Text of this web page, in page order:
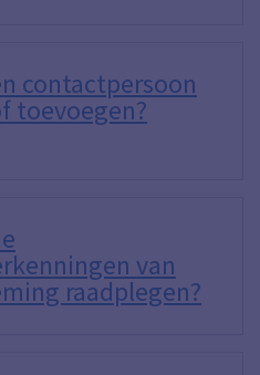
contactpersoon
toevoegen?
van
raadplegen?